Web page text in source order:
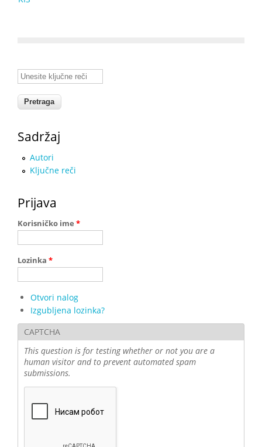
Unesite ključne reči
Sadržaj
Autori
Ključne reči
Prijava
Korisničko ime *
Lozinka *
Otvori nalog
Izgubljena lozinka?
CAPTCHA
This question is for testing whether or not you are a
human visitor and to prevent automated spam
submissions.